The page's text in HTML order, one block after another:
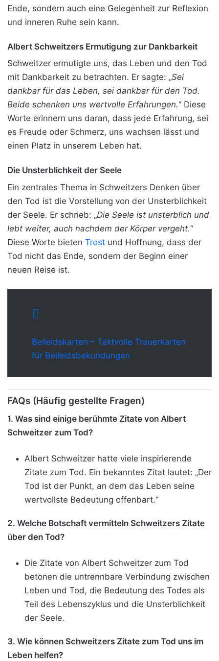
Ende, sondern auch eine Gelegenheit zur Reflexion
und inneren Ruhe sein kann.
Albert Schweitzers Ermutigung zur Dankbarkeit
Schweitzer ermutigte uns, das Leben und den Tod
mit Dankbarkeit zu betrachten. Er sagte: „Sei
dankbar für das Leben, sei dankbar für den Tod.
Beide schenken uns wertvolle Erfahrungen.“ Diese
Worte erinnern uns daran, dass jede Erfahrung, sei
es Freude oder Schmerz, uns wachsen lässt und
einen Platz in unserem Leben hat.
Die Unsterblichkeit der Seele
Ein zentrales Thema in Schweitzers Denken über
den Tod ist die Vorstellung von der Unsterblichkeit
der Seele. Er schrieb: „Die Seele ist unsterblich und
lebt weiter, auch nachdem der Körper vergeht.“
Diese Worte bieten Trost und Hoffnung, dass der
Tod nicht das Ende, sondern der Beginn einer
neuen Reise ist.
Beileidskarten – Taktvolle Trauerkarten
für Beileidsbekundungen
FAQs (Häufig gestellte Fragen)
1. Was sind einige berühmte Zitate von Albert
Schweitzer zum Tod?
Albert Schweitzer hatte viele inspirierende
Zitate zum Tod. Ein bekanntes Zitat lautet: „Der
Tod ist der Punkt, an dem das Leben seine
wertvollste Bedeutung offenbart.“
2. Welche Botschaft vermitteln Schweitzers Zitate
über den Tod?
Die Zitate von Albert Schweitzer zum Tod
betonen die untrennbare Verbindung zwischen
Leben und Tod, die Bedeutung des Todes als
Teil des Lebenszyklus und die Unsterblichkeit
der Seele.
3. Wie können Schweitzers Zitate zum Tod uns im
Leben helfen?